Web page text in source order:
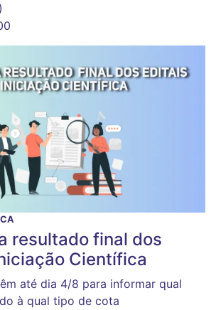
resultado final dos
Científica
até dia 4/8 para informar qual
à qual tipo de cota